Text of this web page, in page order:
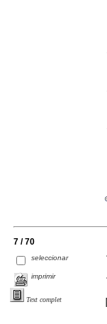
7 / 70
seleccionar
imprimir
Text complet